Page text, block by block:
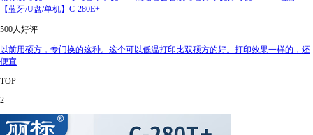
【蓝牙/U盘/单机】C-280E+
500人好评
以前用硕方，专门换的这种。这个可以低温打印比双硕方的好。打印效果一样的，还
便宜
TOP
2